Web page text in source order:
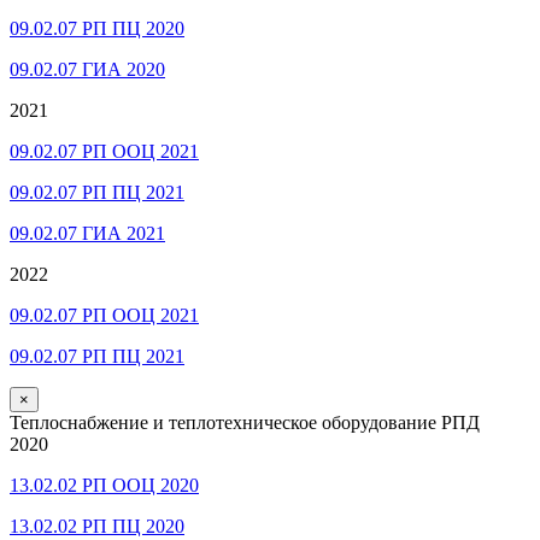
09.02.07 РП ПЦ 2020
09.02.07 ГИА 2020
2021
09.02.07 РП ООЦ 2021
09.02.07 РП ПЦ 2021
09.02.07 ГИА 2021
2022
09.02.07 РП ООЦ 2021
09.02.07 РП ПЦ 2021
×
Теплоснабжение и теплотехническое оборудование РПД
2020
13.02.02 РП ООЦ 2020
13.02.02 РП ПЦ 2020